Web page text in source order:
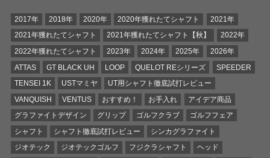
2017年 2018年 2020年 2020年獲れたてシャフト
2021年
2021年獲れたてシャフト
2021年獲れたてシャフト【秋】
2022年
2022年獲れたてシャフト
2023年 2024年 2025年
2026年
ATTAS
GT BLACK UH LOOP QUELOT REシリーズ
SPEEDER
TENSEI 1K
USTマミヤ
UT用シャフト徹底試打レビュー
VANQUISH
VENTUS おすすめ！ お手入れ
アイデア商品
グラファイトデザイン
グリップ ゴルフクラブ
ゴルフフェア
シャフト
シャフト徹底試打レビュー
シンカグラファイト
ジオテック
ジオテックゴルフ フジクラシャフト
ヘッド